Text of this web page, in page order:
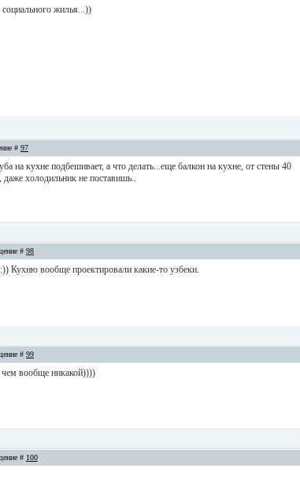
жилья...))
# 97
на кухне подбешивает, а что делать...еще балкон на кухне, от стены 40
даже холодильник не поставишь..
# 98
Кухню вообще проектировали какие-то узбеки.
# 99
вообще никакой))))
# 100